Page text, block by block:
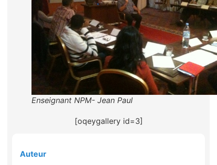
Enseignant NPM- Jean Paul
[oqeygallery id=3]
Auteur